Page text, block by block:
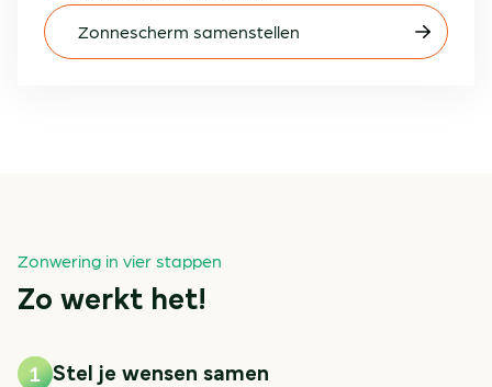
Zonnescherm samenstellen
Zonwering in vier stappen
Zo werkt het!
Stel je wensen samen